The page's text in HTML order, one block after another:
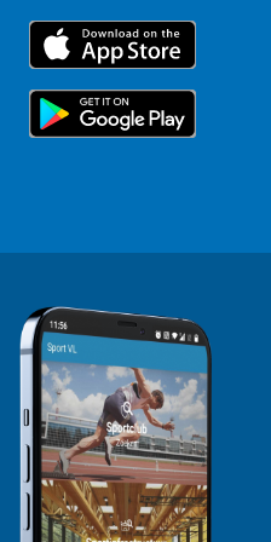
Trainers en begeleiders
Topsporters
Voor de pers